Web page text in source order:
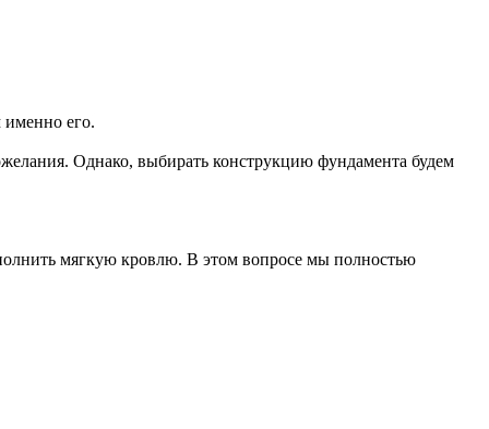
именно его.
Однако, выбирать конструкцию фундамента будем
мягкую кровлю. В этом вопросе мы полностью